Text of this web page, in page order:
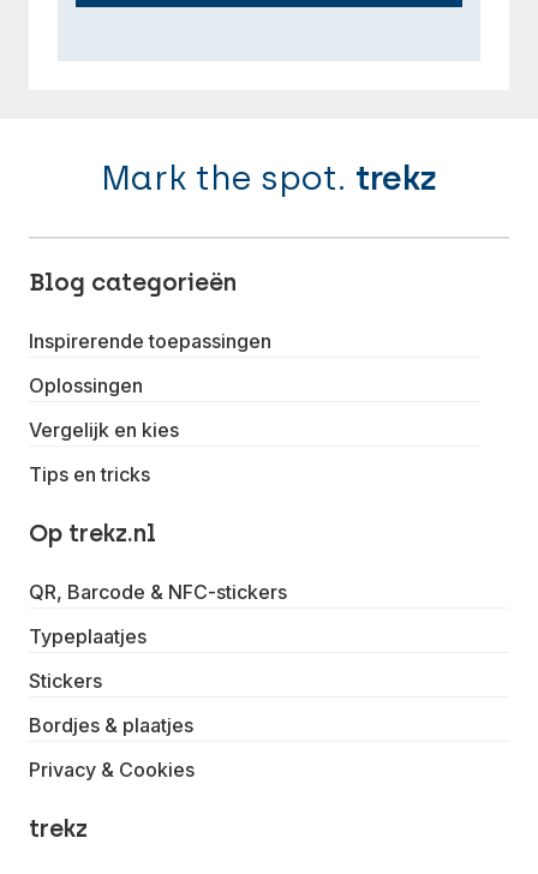
Mark the spot. trekz
Blog categorieën
Inspirerende toepassingen
Oplossingen
Vergelijk en kies
Tips en tricks
Op trekz.nl
QR, Barcode & NFC-stickers
Typeplaatjes
Stickers
Bordjes & plaatjes
Privacy & Cookies
trekz